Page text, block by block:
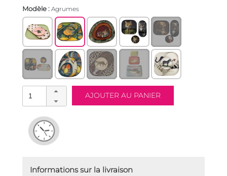
Modèle : Agrumes
Informations sur la livraison